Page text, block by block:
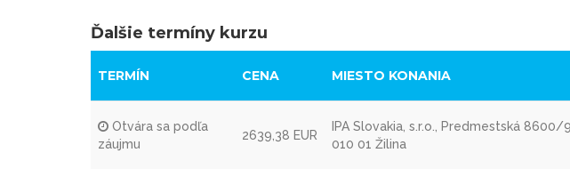
Ďalšie termíny kurzu
TERMÍN CENA MIESTO KONANIA
Otvára sa podľa
záujmu
2639,38 EUR
IPA Slovakia, s.r.o., Predmestská 8600/
010 01 Žilina